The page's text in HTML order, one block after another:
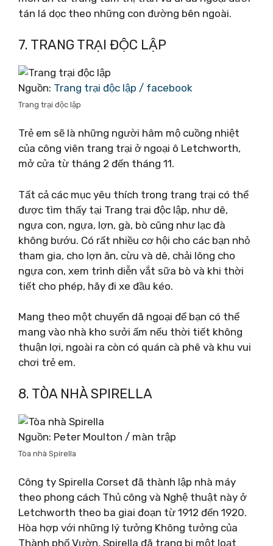
tán lá dọc theo những con đường bên ngoài.
7. TRANG TRẠI ĐỘC LẬP
Nguồn: Trang trại độc lập / facebook
Trang trại độc lập
Trẻ em sẽ là những người hâm mộ cuồng nhiệt
của công viên trang trại ở ngoại ô Letchworth,
mở cửa từ tháng 2 đến tháng 11.
Tất cả các mục yêu thích trong trang trại có thể
được tìm thấy tại Trang trại độc lập, như dê,
ngựa con, ngựa, lợn, gà, bò cũng như lạc đà
không bướu. Có rất nhiều cơ hội cho các bạn nhỏ
tham gia, cho lợn ăn, cừu và dê, chải lông cho
ngựa con, xem trình diễn vắt sữa bò và khi thời
tiết cho phép, hãy đi xe đầu kéo.
Mang theo một chuyến dã ngoại để bạn có thể
mang vào nhà kho sưởi ấm nếu thời tiết không
thuận lợi, ngoài ra còn có quán cà phê và khu vui
chơi trẻ em.
8. TÒA NHÀ SPIRELLA
Nguồn: Peter Moulton / màn trập
Tòa nhà Spirella
Công ty Spirella Corset đã thành lập nhà máy
theo phong cách Thủ công và Nghệ thuật này ở
Letchworth theo ba giai đoạn từ 1912 đến 1920.
Hòa hợp với những lý tưởng Không tưởng của
Thành phố Vườn, Spirella đã trang bị một loạt